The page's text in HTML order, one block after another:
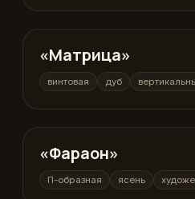
винтовая
«Матрица»
винтовая дуб
П-образная
«Фараон»
П-образная ясень